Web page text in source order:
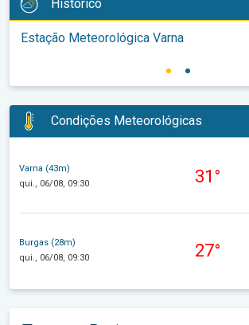
Histórico
Estação Meteorológica Varna
Condições Meteorológicas
Varna (43m)
qui., 06/08, 09:30
31°
Burgas (28m)
qui., 06/08, 09:30
27°